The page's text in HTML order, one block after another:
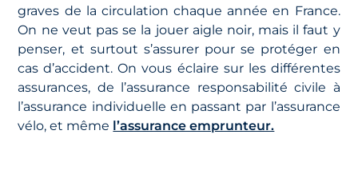
graves de la circulation chaque année en France.
On ne veut pas se la jouer aigle noir, mais il faut y
penser, et surtout s’assurer pour se protéger en
cas d’accident. On vous éclaire sur les différentes
assurances, de l’assurance responsabilité civile à
l’assurance individuelle en passant par l’assurance
vélo, et même l’assurance emprunteur.